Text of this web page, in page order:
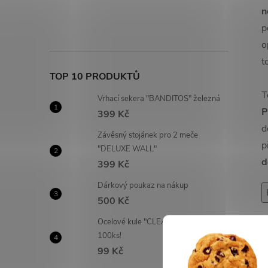
TOP 10 PRODUKTŮ
Vrhací sekera "BANDITOS" železná
399 Kč
Závěsný stojánek pro 2 meče
"DELUXE WALL"
399 Kč
Dárkový poukaz na nákup
500 Kč
Ocelové kule "CLEAR SHOT" 6mm -
100ks!
99 Kč